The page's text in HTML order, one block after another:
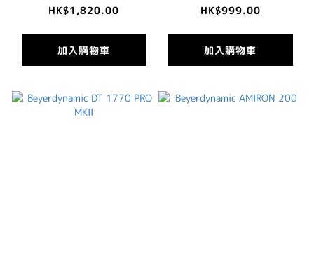
HK$1,820.00
加入購物車
HK$999.00
加入購物車